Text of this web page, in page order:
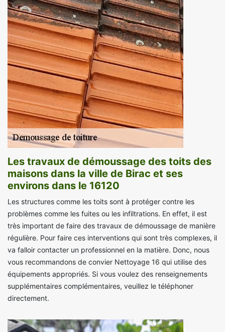
Les travaux de démoussage des toits des
maisons dans la ville de Birac et ses
environs dans le 16120
Les structures comme les toits sont à protéger contre les
problèmes comme les fuites ou les infiltrations. En effet, il est
très important de faire des travaux de démoussage de manière
régulière. Pour faire ces interventions qui sont très complexes, il
va falloir contacter un professionnel en la matière. Donc, nous
vous recommandons de convier Nettoyage 16 qui utilise des
équipements appropriés. Si vous voulez des renseignements
supplémentaires complémentaires, veuillez le téléphoner
directement.